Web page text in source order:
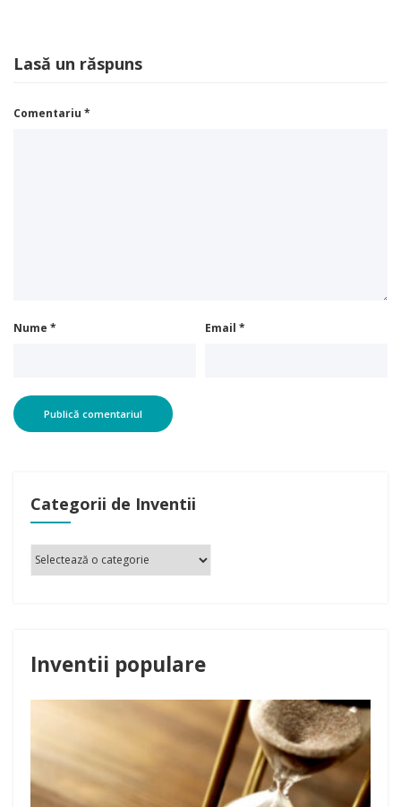
Lasă un răspuns
Comentariu *
Nume * Email *
Categorii de Inventii
Inventii populare